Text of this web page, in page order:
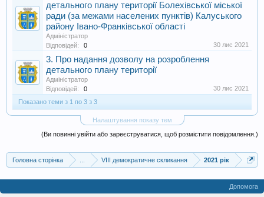
детального плану території Болехівської міської
ради (за межами населених пунктів) Калуського
району Івано-Франківської області
Адміністратор
Відповідей:
0 30 лис 2021
3. Про надання дозволу на розроблення
детального плану території
Адміністратор
Відповідей:
0
30 лис 2021
Показано теми з 1 по 3 з 3
Налаштування показу тем
(Ви повинні увійти або зареєструватися, щоб розмістити повідомлення.)
Головна сторінка VIII демократичне скликання 2021 рік
Допомога